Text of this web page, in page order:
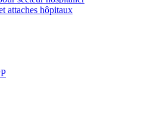
attaches hôpitaux